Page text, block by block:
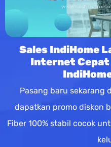
Sales IndiHome
Internet Cepat
Pasang baru sekarang
dapatkan promo diskon
Fiber 100% stabil cocok